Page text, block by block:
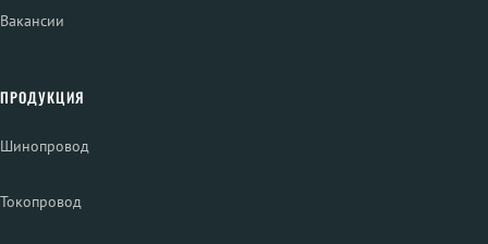
Вакансии
ПРОДУКЦИЯ
Шинопровод
Токопровод